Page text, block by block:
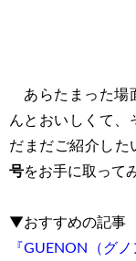
あらたまった場
んとおいしくて、
だまだご紹介した
号をお手に取って
▼おすすめの記事
『GUENON（グ